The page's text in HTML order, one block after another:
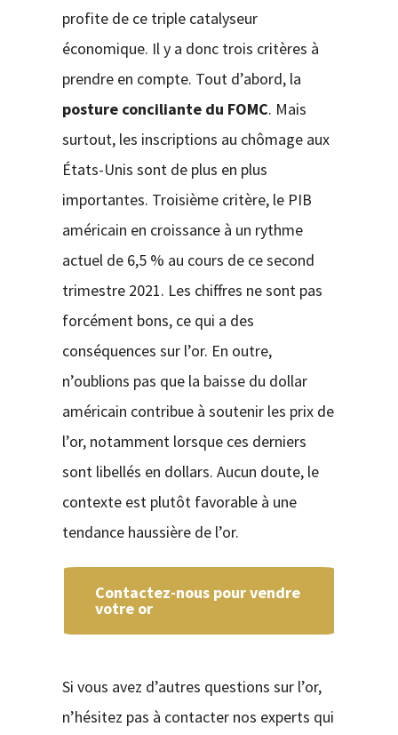
profite de ce triple catalyseur
économique. Il y a donc trois critères à
prendre en compte. Tout d’abord, la
posture conciliante du FOMC. Mais
surtout, les inscriptions au chômage aux
États-Unis sont de plus en plus
importantes. Troisième critère, le PIB
américain en croissance à un rythme
actuel de 6,5 % au cours de ce second
trimestre 2021. Les chiffres ne sont pas
forcément bons, ce qui a des
conséquences sur l’or. En outre,
n’oublions pas que la baisse du dollar
américain contribue à soutenir les prix de
l’or, notamment lorsque ces derniers
sont libellés en dollars. Aucun doute, le
contexte est plutôt favorable à une
tendance haussière de l’or.
Contactez-nous pour vendre
votre or
Si vous avez d’autres questions sur l’or,
n’hésitez pas à contacter nos experts qui